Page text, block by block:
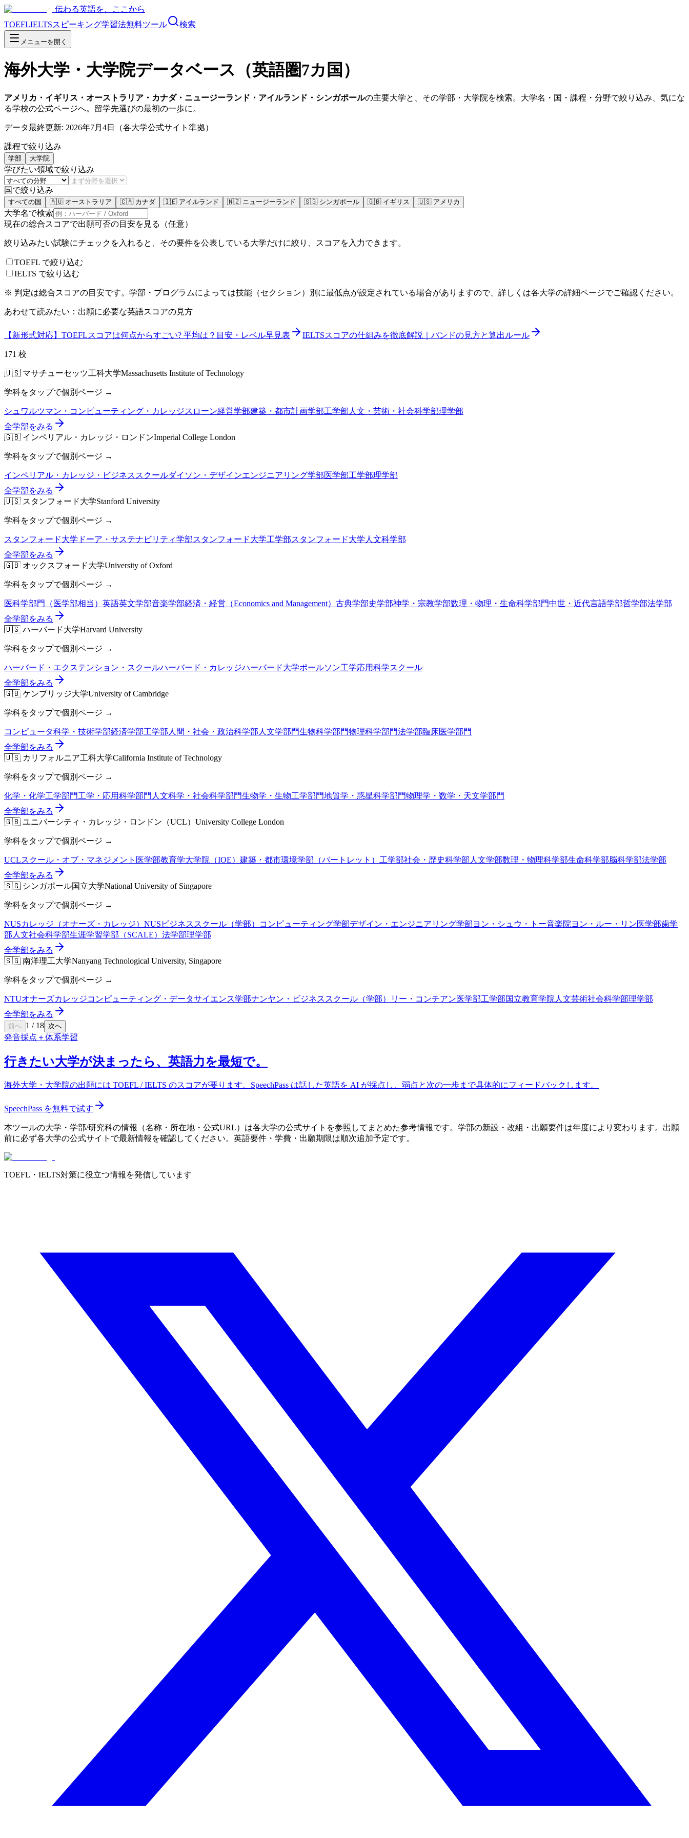
伝わる英語を、ここから
TOEFLIELTSスピーキング学習法無料ツール 検索
メニューを開く
海外大学・大学院データベース （英語圏7カ国）
アメリカ・イギリス・オーストラリア・カナダ・ニュージーランド・アイルランド・シンガポールの主要大学と、その学部・大学院を検索。大学名・国・課程・分野で絞り込み、気にな
る学校の公式ページへ。留学先選びの最初の一歩に。
データ最終更新: 2026年7月4日 （各大学公式サイト準拠）
課程で絞り込み
学部 大学院
学びたい領域で絞り込み
国で絞り込み
すべての国 🇦🇺 オーストラリア 🇨🇦 カナダ 🇮🇪 アイルランド 🇳🇿 ニュージーランド 🇸🇬 シンガポール 🇬🇧 イギリス 🇺🇸 アメリカ
大学名で検索
現在の総合スコアで出願可否の目安を見る（任意）
絞り込みたい試験にチェックを入れると、その要件を公表している大学だけに絞り、スコアを入力できます。
TOEFL で絞り込む
IELTS で絞り込む
※ 判定は総合スコアの目安です。学部・プログラムによっては技能（セクション）別に最低点が設定されている場合がありますので、詳しくは各大学の詳細ページでご確認ください。
あわせて読みたい：出願に必要な英語スコアの見方
【新形式対応】TOEFLスコアは何点からすごい? 平均は？目安・レベル早見表 IELTSスコアの仕組みを徹底解説｜バンドの見方と算出ルール
171 校
🇺🇸 マサチューセッツ工科大学Massachusetts Institute of Technology
学科をタップで個別ページ →
シュワルツマン・コンピューティング・カレッジスローン経営学部建築・都市計画学部工学部 人文・芸術・社会科学部理学部
全学部をみる
🇬🇧 インペリアル・カレッジ・ロンドンImperial College London
学科をタップで個別ページ →
インペリアル・カレッジ・ビジネススクールダイソン・デザインエンジニアリング学部医学部工学部理学部
全学部をみる
🇺🇸 スタンフォード大学Stanford University
学科をタップで個別ページ →
スタンフォード大学ドーア・サステナビリティ学部スタンフォード大学工学部スタンフォード大学人文科学部
全学部をみる
🇬🇧 オックスフォード大学University of Oxford
学科をタップで個別ページ →
医科学部門（医学部相当） 英語英文学部音楽学部経済・経営（Economics and Management） 古典学部史学部神学・宗教学部数理・物理・生命科学部門中世・近代言語学部哲学部法学部
全学部をみる
🇺🇸 ハーバード大学Harvard University
学科をタップで個別ページ →
ハーバード・エクステンション・スクールハーバード・カレッジハーバード大学ポールソン工学応用科学スクール
全学部をみる
🇬🇧 ケンブリッジ大学University of Cambridge
学科をタップで個別ページ →
コンピュータ科学・技術学部経済学部工学部 人間・社会・政治科学部 人文学部門生物科学部門物理科学部門法学部臨床医学部門
全学部をみる
🇺🇸 カリフォルニア工科大学California Institute of Technology
学科をタップで個別ページ →
化学・化学工学部門工学・応用科学部門 人文科学・社会科学部門生物学・生物工学部門地質学・惑星科学部門物理学・数学・天文学部門
全学部をみる
🇬🇧 ユニバーシティ・カレッジ・ロンドン（UCL） University College London
学科をタップで個別ページ →
UCLスクール・オブ・マネジメント 医学部教育学大学院（IOE） 建築・都市環境学部（バートレット） 工学部社会・歴史科学部 人文学部数理・物理科学部生命科学部 脳科学部法学部
全学部をみる
🇸🇬 シンガポール国立大学National University of Singapore
学科をタップで個別ページ →
NUSカレッジ（オナーズ・カレッジ） NUSビジネススクール（学部） コンピューティング学部デザイン・エンジニアリング学部ヨン・シュウ・トー音楽院ヨン・ルー・リン医学部歯学
部 人文社会科学部生涯学習学部（SCALE） 法学部理学部
全学部をみる
🇸🇬 南洋理工大学Nanyang Technological University, Singapore
学科をタップで個別ページ →
NTUオナーズカレッジコンピューティング・データサイエンス学部ナンヤン・ビジネススクール（学部） リー・コンチアン医学部工学部国立教育学院 人文芸術社会科学部理学部
全学部をみる
前へ 1 / 18 次へ
発音採点＋体系学習
行きたい大学が決まったら、英語力を最短で。
海外大学・大学院の出願には TOEFL / IELTS のスコアが要ります。SpeechPass は話した英語を AI が採点し、弱点と次の一歩まで具体的にフィードバックします。
SpeechPass を無料で試す
本ツールの大学・学部/研究科の情報（名称・所在地・公式URL）は各大学の公式サイトを参照してまとめた参考情報です。学部の新設・改組・出願要件は年度により変わります。出願
前に必ず各大学の公式サイトで最新情報を確認してください。英語要件・学費・出願期限は順次追加予定です。
TOEFL・IELTS対策に役立つ情報を発信しています